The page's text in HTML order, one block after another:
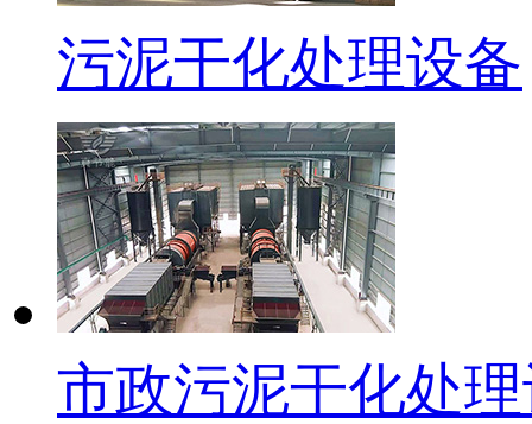
污泥干化处理设备
市政污泥干化处